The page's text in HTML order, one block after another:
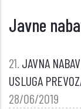
Javne
21. JAVNA
USLUGA
28/06/2019